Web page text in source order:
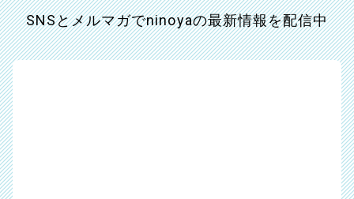
SNSとメルマガでninoyaの最新情報を配信中